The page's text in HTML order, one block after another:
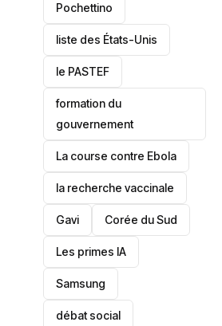
Pochettino
liste des États-Unis
le PASTEF
formation du
gouvernement
La course contre Ebola
la recherche vaccinale
Gavi ‎Corée du Sud
Les primes IA
Samsung
débat social